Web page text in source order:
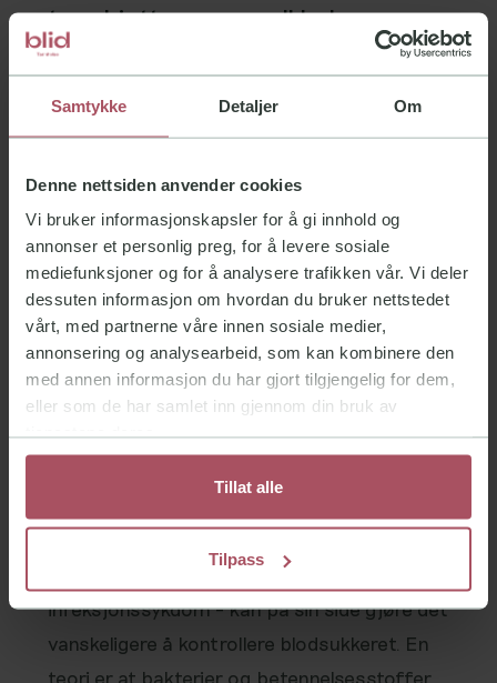
Samtykke Detaljer Om
Denne nettsiden anvender cookies
Vi bruker informasjonskapsler for å gi innhold og
annonser et personlig preg, for å levere sosiale
mediefunksjoner og for å analysere trafikken vår. Vi deler
dessuten informasjon om hvordan du bruker nettstedet
vårt, med partnerne våre innen sosiale medier,
annonsering og analysearbeid, som kan kombinere den
med annen informasjon du har gjort tilgjengelig for dem,
eller som de har samlet inn gjennom din bruk av
tjenestene deres.
Tillat alle
Tilpass
tannkjøtt og generell helse
Forskning de senere årene har avdekket
sterke indikasjoner for sammenheng
mellom tannkjøttsykdom og enkelte andre
sykdommer i kroppen. Det ser ut til å være
en sammenheng mellom alvorlig periodontitt
og hjerte- og karsykdom eller diabetes. Det
betyr ikke at tannkjøttbetennelsegarantert
gir hjertesykdom, men det tyder på at det
finnes felles risikofaktorer og
påvirkningsmekanismer.
Når det gjelder diabetes, vet vi at
ubehandlet periodonitt, som er en
infeksjonssykdom - kan på sin side gjøre det
vanskeligere å kontrollere blodsukkeret. En
teori er at bakterier og betennelsesstoffer